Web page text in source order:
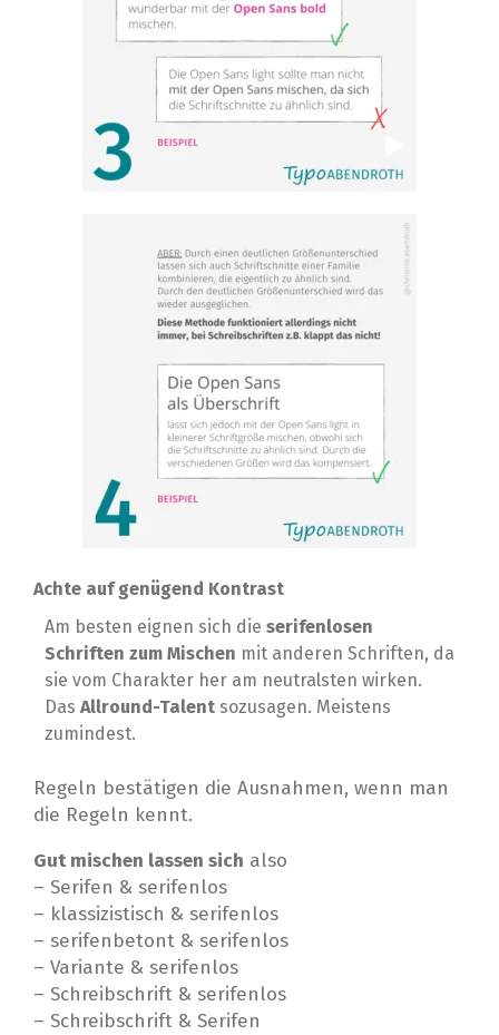
Achte auf genügend Kontrast
Am besten eignen sich die serifenlosen
Schriften zum Mischen mit anderen Schriften, da
sie vom Charakter her am neutralsten wirken.
Das Allround-Talent sozusagen. Meistens
zumindest.⁣
Regeln bestätigen die Ausnahmen, wenn man
die Regeln kennt.⁣
Gut mischen lassen sich also ⁣
– Serifen & serifenlos⁣
– klassizistisch & serifenlos⁣
– serifenbetont & serifenlos⁣
– Variante & serifenlos⁣
– Schreibschrift & serifenlos⁣
– Schreibschrift & Serifen⁣